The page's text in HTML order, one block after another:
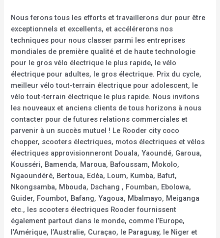
Nous ferons tous les efforts et travaillerons dur pour être
exceptionnels et excellents, et accélérerons nos
techniques pour nous classer parmi les entreprises
mondiales de première qualité et de haute technologie
pour le gros vélo électrique le plus rapide, le vélo
électrique pour adultes, le gros électrique. Prix du cycle,
meilleur vélo tout-terrain électrique pour adolescent, le
vélo tout-terrain électrique le plus rapide. Nous invitons
les nouveaux et anciens clients de tous horizons à nous
contacter pour de futures relations commerciales et
parvenir à un succès mutuel ! Le Rooder city coco
chopper, scooters électriques, motos électriques et vélos
électriques approvisionneront Douala, Yaoundé, Garoua,
Kousséri, Bamenda, Maroua, Bafoussam, Mokolo,
Ngaoundéré, Bertoua, Edéa, Loum, Kumba, Bafut,
Nkongsamba, Mbouda, Dschang , Foumban, Ebolowa,
Guider, Foumbot, Bafang, Yagoua, Mbalmayo, Meiganga
etc., les scooters électriques Rooder fournissent
également partout dans le monde, comme l’Europe,
l’Amérique, l’Australie, Curaçao, le Paraguay, le Niger et